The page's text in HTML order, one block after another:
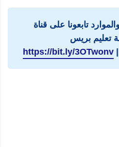
تابعونا على قناة
تعليم بريس
https://bit.ly/3OTwonv